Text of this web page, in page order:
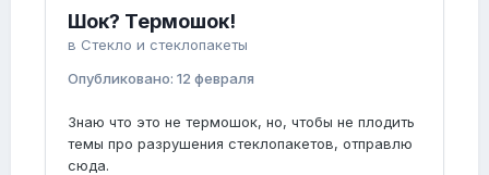
Шок? Термошок!
в Стекло и стеклопакеты
Опубликовано: 12 февраля
Знаю что это не термошок, но, чтобы не плодить
темы про разрушения стеклопакетов, отправлю
сюда.